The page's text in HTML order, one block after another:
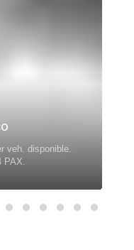
veh. disponible.
PAX.